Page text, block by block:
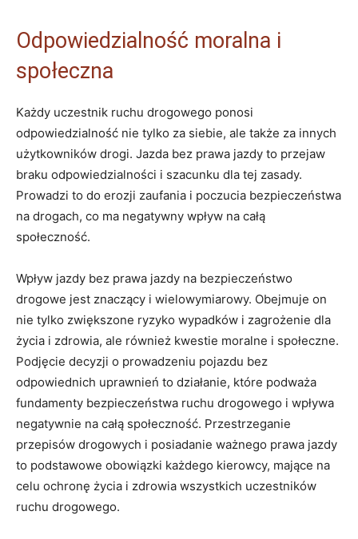
Odpowiedzialność moralna i
społeczna
Każdy uczestnik ruchu drogowego ponosi
odpowiedzialność nie tylko za siebie, ale także za innych
użytkowników drogi. Jazda bez prawa jazdy to przejaw
braku odpowiedzialności i szacunku dla tej zasady.
Prowadzi to do erozji zaufania i poczucia bezpieczeństwa
na drogach, co ma negatywny wpływ na całą
społeczność.
Wpływ jazdy bez prawa jazdy na bezpieczeństwo
drogowe jest znaczący i wielowymiarowy. Obejmuje on
nie tylko zwiększone ryzyko wypadków i zagrożenie dla
życia i zdrowia, ale również kwestie moralne i społeczne.
Podjęcie decyzji o prowadzeniu pojazdu bez
odpowiednich uprawnień to działanie, które podważa
fundamenty bezpieczeństwa ruchu drogowego i wpływa
negatywnie na całą społeczność. Przestrzeganie
przepisów drogowych i posiadanie ważnego prawa jazdy
to podstawowe obowiązki każdego kierowcy, mające na
celu ochronę życia i zdrowia wszystkich uczestników
ruchu drogowego.